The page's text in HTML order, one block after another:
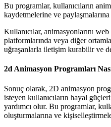
Bu programlar, kullanıcıların
kaydetmelerine ve paylaşmalarına
Kullanıcılar, animasyonlarını
platformlarında veya diğer
uğraşanlarla iletişim kurabilir ve
2d Animasyon Programları
Sonuç olarak, 2D animasyon
isteyen kullanıcıların hayal
yardımcı olur. Bu programlar,
oluşturmalarına ve